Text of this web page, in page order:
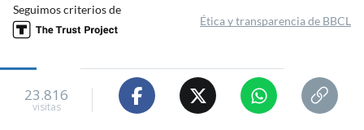
Seguimos criterios de
Ética y transparencia de BBCL
23.816
visitas